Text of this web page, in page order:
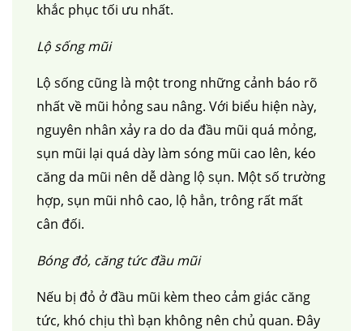
khắc phục tối ưu nhất.
Lộ sống mũi
Lộ sống cũng là một trong những cảnh báo rõ
nhất về mũi hỏng sau nâng. Với biểu hiện này,
nguyên nhân xảy ra do da đầu mũi quá mỏng,
sụn mũi lại quá dày làm sóng mũi cao lên, kéo
căng da mũi nên dễ dàng lộ sụn. Một số trường
hợp, sụn mũi nhô cao, lộ hẳn, trông rất mất
cân đối.
Bóng đỏ, căng tức đầu mũi
Nếu bị đỏ ở đầu mũi kèm theo cảm giác căng
tức, khó chịu thì bạn không nên chủ quan. Đây